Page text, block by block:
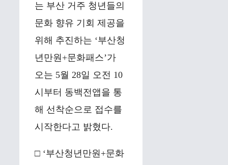
는 부산 거주 청년들의
문화 향유 기회 제공을
위해 추진하는 ‘부산청
년만원+문화패스’가
오는 5월 28일 오전 10
시부터 동백전앱을 통
해 선착순으로 접수를
시작한다고 밝혔다.
□ ‘부산청년만원+문화